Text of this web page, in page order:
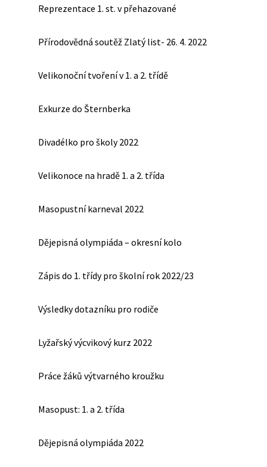
Reprezentace 1. st. v přehazované
Přírodovědná soutěž Zlatý list- 26. 4. 2022
Velikonoční tvoření v 1. a 2. třídě
Exkurze do Šternberka
Divadélko pro školy 2022
Velikonoce na hradě 1. a 2. třída
Masopustní karneval 2022
Dějepisná olympiáda – okresní kolo
Zápis do 1. třídy pro školní rok 2022/23
Výsledky dotazníku pro rodiče
Lyžařský výcvikový kurz 2022
Práce žáků výtvarného kroužku
Masopust: 1. a 2. třída
Dějepisná olympiáda 2022